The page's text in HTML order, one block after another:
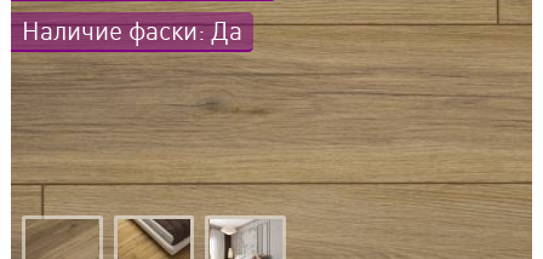
Наличие фаски: Да